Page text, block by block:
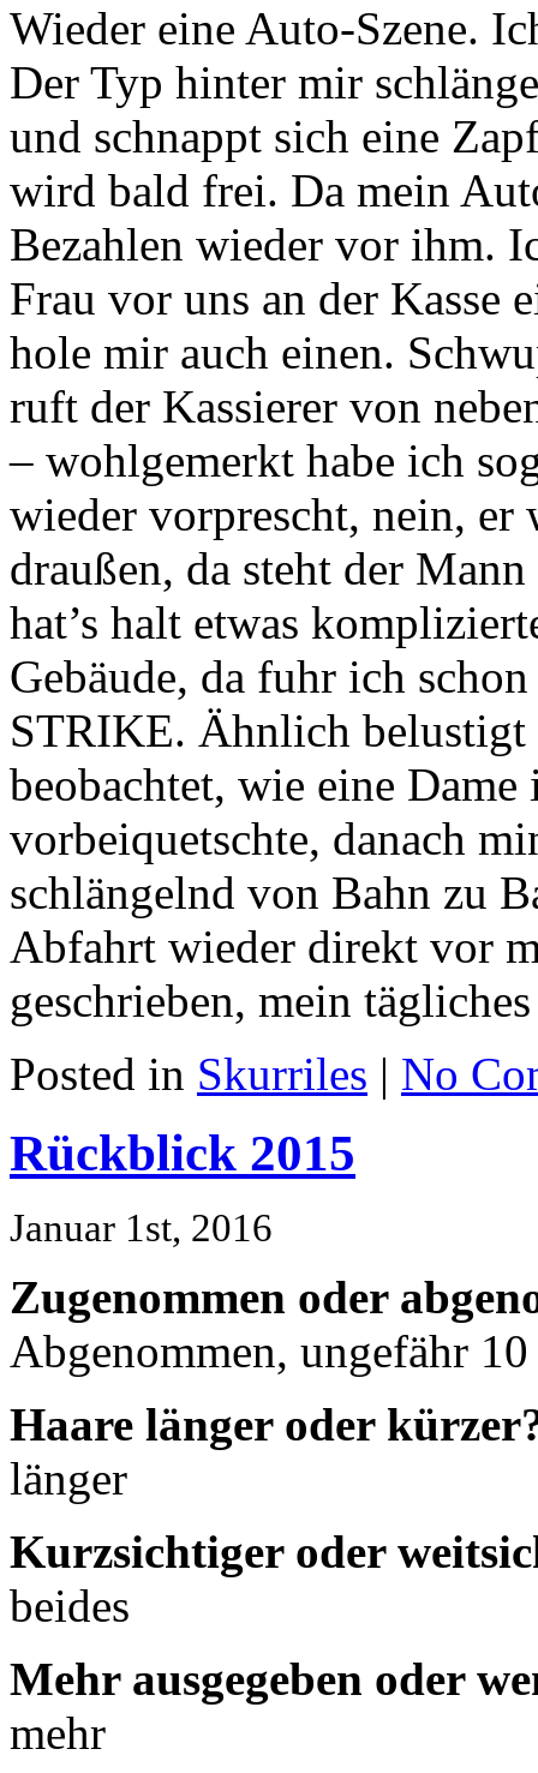
Wieder eine Auto-Szene.
Der Typ hinter mir
und schnappt sich eine
wird bald frei. Da mein
Bezahlen wieder vor ihm.
Frau vor uns an der Kasse
hole mir auch einen.
ruft der Kassierer von
– wohlgemerkt habe ich
wieder vorprescht, nein,
draußen, da steht der
hat’s halt etwas
Gebäude, da fuhr ich
STRIKE. Ähnlich belustigt
beobachtet, wie eine
vorbeiquetschte, danach
schlängelnd von Bahn zu
Abfahrt wieder direkt vor
geschrieben, mein
Posted in Skurriles | No
Rückblick 2015
Januar 1st, 2016
Zugenommen oder
Abgenommen, ungefähr
Haare länger oder
länger
Kurzsichtiger oder
beides
Mehr ausgegeben oder
mehr